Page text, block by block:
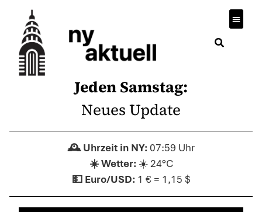
Jeden Samstag:
Neues Update
07:59 Uhr
☀️ 24°C
1 € = 1,15 $